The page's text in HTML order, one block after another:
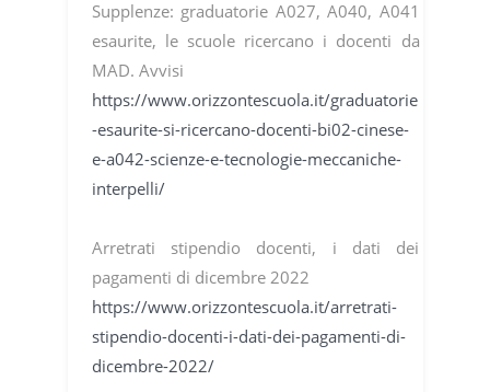
Supplenze: graduatorie A027, A040, A041
esaurite, le scuole ricercano i docenti da
MAD. Avvisi
https://www.orizzontescuola.it/graduatorie
-esaurite-si-ricercano-docenti-bi02-cinese-
e-a042-scienze-e-tecnologie-meccaniche-
interpelli/
Arretrati stipendio docenti, i dati dei
pagamenti di dicembre 2022
https://www.orizzontescuola.it/arretrati-
stipendio-docenti-i-dati-dei-pagamenti-di-
dicembre-2022/